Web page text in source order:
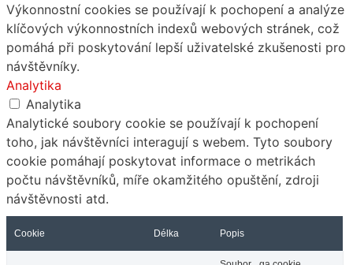
Výkonnostní cookies se používají k pochopení a analýze
klíčových výkonnostních indexů webových stránek, což
pomáhá při poskytování lepší uživatelské zkušenosti pro
návštěvníky.
Analytika
Analytika
Analytické soubory cookie se používají k pochopení
toho, jak návštěvníci interagují s webem. Tyto soubory
cookie pomáhají poskytovat informace o metrikách
počtu návštěvníků, míře okamžitého opuštění, zdroji
návštěvnosti atd.
Cookie Délka Popis